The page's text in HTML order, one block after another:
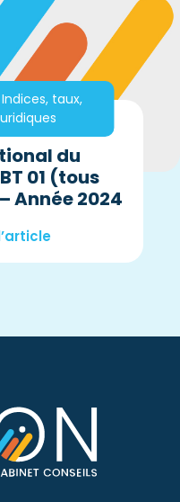
taux,
du
01 (tous
Année 2024